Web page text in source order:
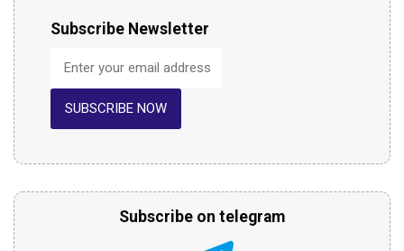
Subscribe Newsletter
SUBSCRIBE NOW
Subscribe on telegram